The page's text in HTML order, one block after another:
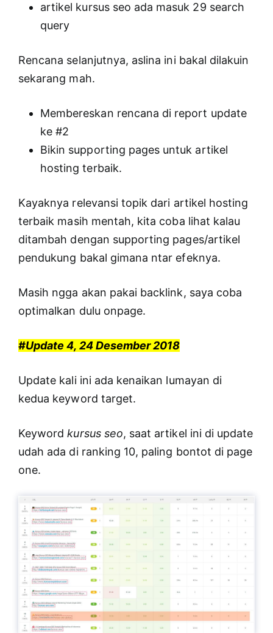
artikel kursus seo ada masuk 29 search
query
Rencana selanjutnya, aslina ini bakal dilakuin
sekarang mah.
Membereskan rencana di report update
ke #2
Bikin supporting pages untuk artikel
hosting terbaik.
Kayaknya relevansi topik dari artikel hosting
terbaik masih mentah, kita coba lihat kalau
ditambah dengan supporting pages/artikel
pendukung bakal gimana ntar efeknya.
Masih ngga akan pakai backlink, saya coba
optimalkan dulu onpage.
#Update 4, 24 Desember 2018
Update kali ini ada kenaikan lumayan di
kedua keyword target.
Keywordkursus seo, saat artikel ini di update
udah ada di ranking 10, paling bontot di page
one.